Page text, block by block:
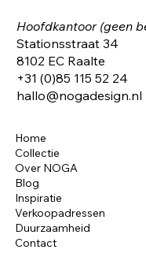
Hoofdkantoor (geen
Stationsstraat 34
8102 EC Raalte
+31 (0)85 115 52 24
hallo@nogadesign.nl
Home
Collectie
Over NOGA
Blog
Inspiratie
Verkoopadressen
Duurzaamheid
Contact